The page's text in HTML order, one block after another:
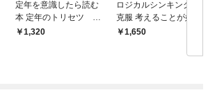
定年を意識したら読む
本 定年のトリセツ 暮
らしと仕事の再設計マ
1,320
ロジカルシンキングを
克服 考えることが好き
になる本 誰にでもでき
1,650